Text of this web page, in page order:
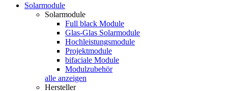
Solarmodule
Solarmodule
Full black Module
Glas-Glas Solarmodule
Hochleistungsmodule
Projektmodule
bifaciale Module
Modulzubehör
alle anzeigen
Hersteller